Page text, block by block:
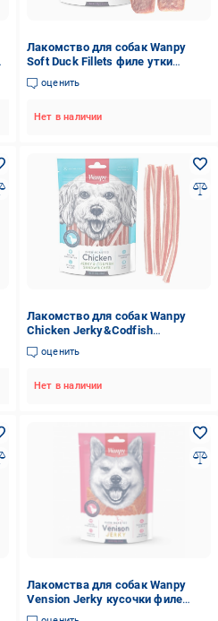
Лакомство для собак Wanpy
Soft Duck Fillets филе утки
мягкое (DA-12S)
оценить
Нет в наличии
Лакомство для собак Wanpy
Chicken Jerky&Codfish
Sandwiches сэндвич курица с
треской (CC-01S)
оценить
Нет в наличии
Лакомства для собак Wanpy
Vension Jerky кусочки филе
оленины 100 г